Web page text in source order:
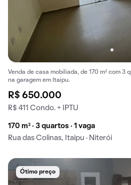
Venda de casa mobiliada, de 170 m² com 3
na garagem em Itaipu.
R$ 650.000
R$ 411 Condo. + IPTU
170 m² · 3 quartos · 1 vaga
Rua das Colinas, Itaipu · Niterói
Ótimo preço